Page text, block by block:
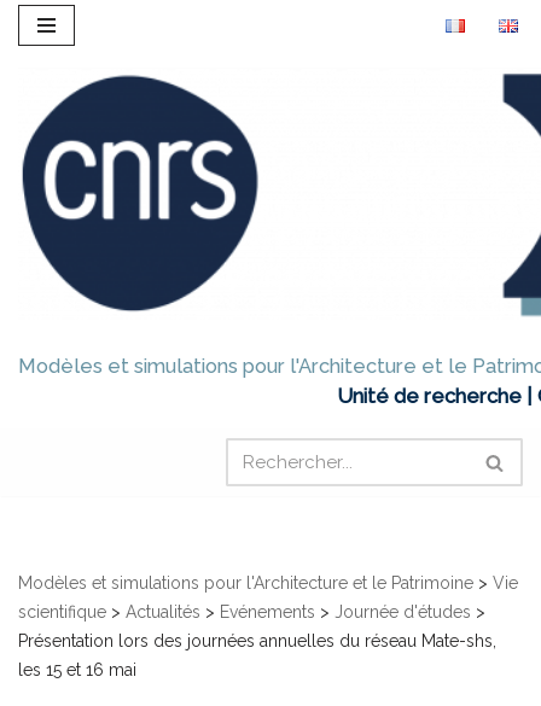
contenu
Modèles et simulations pour l'Architecture et le
Unité de recherche |
Modèles et simulations pour l'Architecture et le Patrimoine > Vie
scientifique > Actualités > Evénements > Journée d'études >
Présentation lors des journées annuelles du réseau Mate-shs,
les 15 et 16 mai